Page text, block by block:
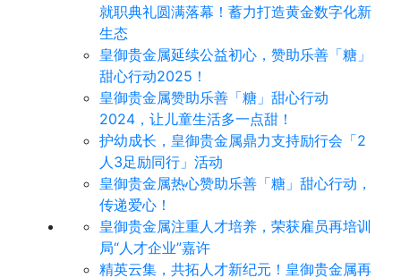
就职典礼圆满落幕！蓄力打造黄金数字化新
生态
皇御贵金属延续公益初心，赞助乐善「糖」
甜心行动2025！
皇御贵金属赞助乐善「糖」甜心行动
2024，让儿童生活多一点甜！
护幼成长，皇御贵金属鼎力支持励行会「2
人3足励同行」活动
皇御贵金属热心赞助乐善「糖」甜心行动，
传递爱心！
皇御贵金属注重人才培养，荣获雇员再培训
局“人才企业”嘉许
精英云集，共拓人才新纪元！皇御贵金属再